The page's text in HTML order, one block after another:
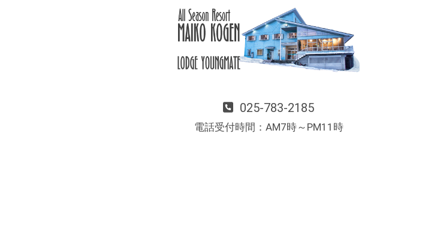
025-783-2185
電話受付時間：AM7時～PM11時